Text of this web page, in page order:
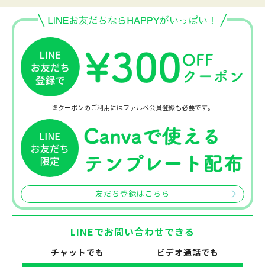
※クーポンのご利用にはファルベ会員登録も必要です。
友だち登録はこちら
LINEでお問い合わせできる
チャットでも ビデオ通話でも